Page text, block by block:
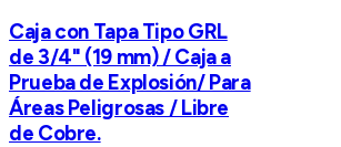
Caja con Tapa Tipo GRL
de 3/4" (19 mm) / Caja a
Prueba de Explosión/ Para
Áreas Peligrosas / Libre
de Cobre.